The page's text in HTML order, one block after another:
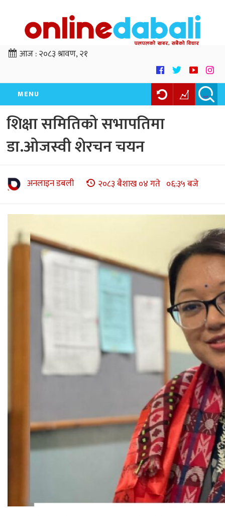
आज :२०८३ श्रावण, २१
MENU
शिक्षा समितिको सभापतिमा
डा.ओजस्वी शेरचन चयन
अनलाइन डबली २०८३ बैशाख ०४ गते ०६:३५ बजे